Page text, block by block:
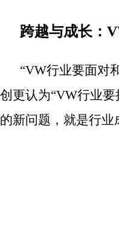
跨越与成长：
“VW行业要面对
创更认为“VW行业
的新问题，就是行业